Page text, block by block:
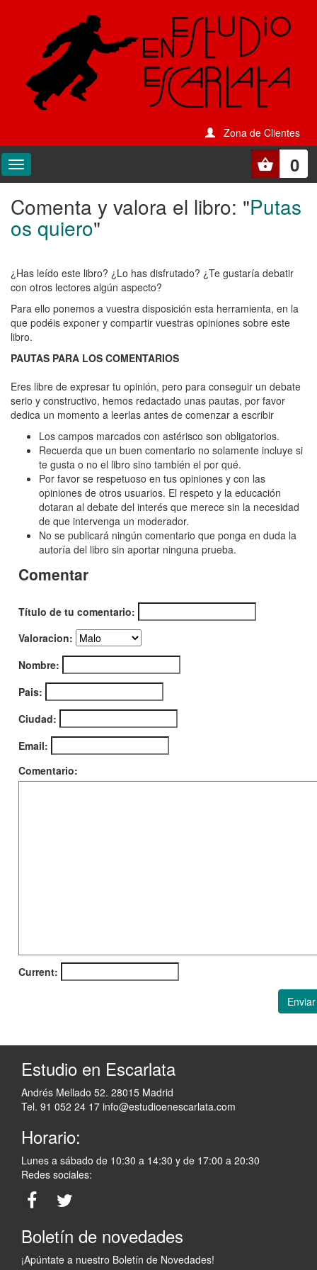
Zona de Clientes
0
Comenta
y
valora
el
libro:
Putas
os
quiero
Comenta y valora el libro: "Putas
os quiero"
¿Has leído este libro? ¿Lo has disfrutado? ¿Te gustaría debatir
con otros lectores algún aspecto?
Para ello ponemos a vuestra disposición esta herramienta, en la
que podéis exponer y compartir vuestras opiniones sobre este
libro.
PAUTAS PARA LOS COMENTARIOS
Eres libre de expresar tu opinión, pero para conseguir un debate
serio y constructivo, hemos redactado unas pautas, por favor
dedica un momento a leerlas antes de comenzar a escribir
Los campos marcados con astérisco son obligatorios.
Recuerda que un buen comentario no solamente incluye si
te gusta o no el libro sino también el por qué.
Por favor se respetuoso en tus opiniones y con las
opiniones de otros usuarios. El respeto y la educación
dotaran al debate del interés que merece sin la necesidad
de que intervenga un moderador.
No se publicará ningún comentario que ponga en duda la
autoría del libro sin aportar ninguna prueba.
Comentar
Título de tu comentario:
Valoracion:
Nombre:
Pais:
Ciudad:
Email:
Comentario:
Current:
Enviar
Estudio en Escarlata
Andrés Mellado 52. 28015 Madrid
Tel. 91 052 24 17 info@estudioenescarlata.com
Horario:
Lunes a sábado de 10:30 a 14:30 y de 17:00 a 20:30
Redes sociales:
Boletín de novedades
¡Apúntate a nuestro Boletín de Novedades!